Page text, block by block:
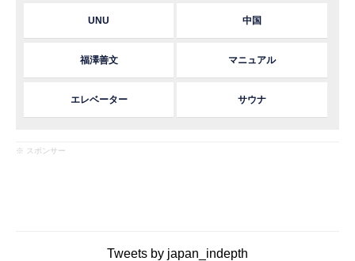
UNU 中国
福澤善文 マニュアル
エレベーター サウナ
※ スポンサー
Tweets by japan_indepth